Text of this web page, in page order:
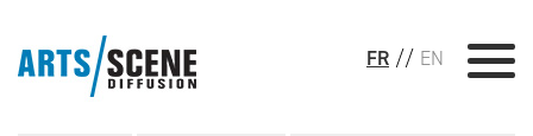
FR // EN